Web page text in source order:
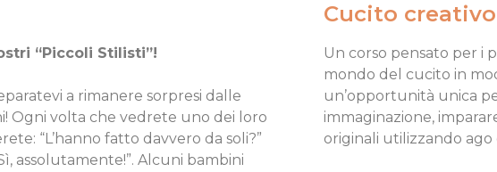
“Piccoli Stilisti”!
a rimanere sorpresi dalle
Ogni volta che vedrete uno dei loro
“L’hanno fatto davvero da soli?”
assolutamente!”. Alcuni bambini
Cucito
Un corso pensato per i
mondo del cucito in
un’opportunità unica
immaginazione,
originali utilizzando ago